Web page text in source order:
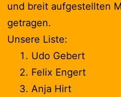
und breit aufgestellten
getragen.
Unsere Liste:
Udo Gebert
Felix Engert
Anja Hirt